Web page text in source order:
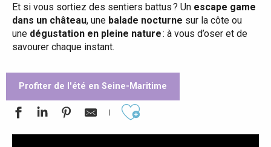
Et si vous sortiez des sentiers battus ? Un escape game
dans un château, une balade nocturne sur la côte ou
une dégustation en pleine nature: à vous d’oser et de
savourer chaque instant.
Profiter de l'été en Seine-Maritime
Ajouter aux favoris